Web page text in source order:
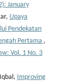
January
Upaya
Pendekatan
Pertama ,
Vol. 1 No. 3
Improving